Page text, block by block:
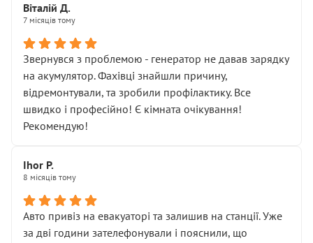
НЕ погоджував
послуга. Тим більше, я був поруч і жодної реальної
діагностики ходової не проводилось. Після
зауваження гроші за цю “послугу” повернули, що
лише підтвердило мою правоту.
Але головне — я виїжджаю з боксу, і скрип у гальмах
залишився таким самим, як і був. Тобто оплачена
Далі ситуація тільки погіршилась:
• сказали, що тепер “потрібно знімати колеса”
• що біля авто стояти вже не можна
• почали озвучувати купу додаткових робіт без
чіткого пояснення
Віталій Д.
7 місяців тому
Звернувся з проблемою - генератор не давав зарядку
на акумулятор. Фахівці знайшли причину,
відремонтували, та зробили профілактику. Все
швидко і професійно! Є кімната очікування!
Рекомендую!
Ihor P.
8 місяців тому
Авто привіз на евакуаторі та залишив на станції. Уже
за дві години зателефонували і пояснили, що